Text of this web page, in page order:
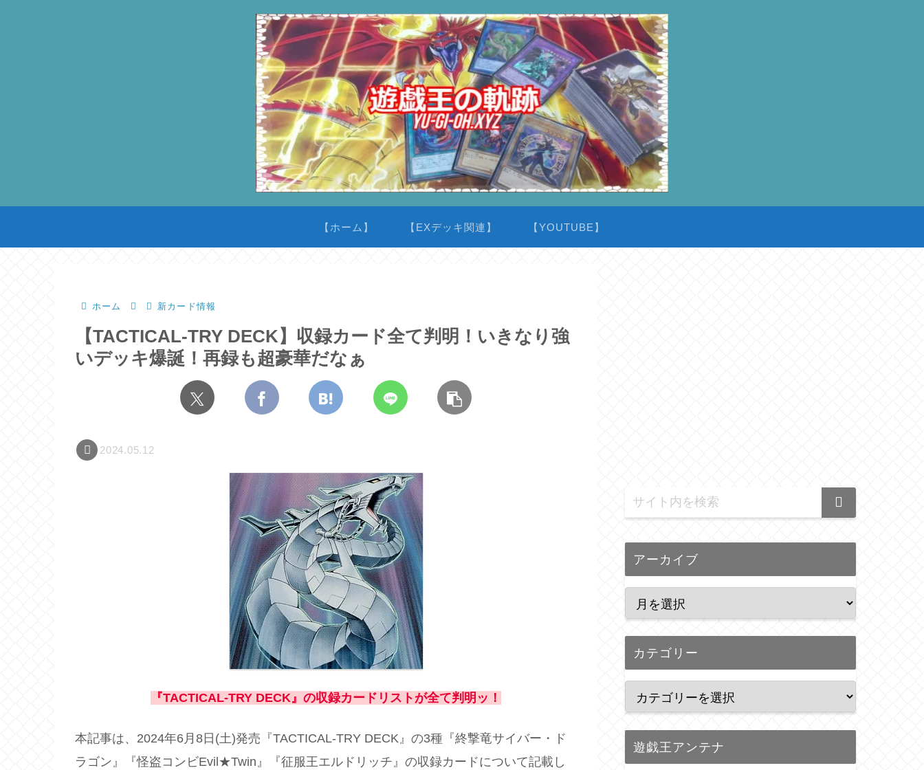
【ホーム】 【EXデッキ関連】 【YOUTUBE】
ホーム 新カード情報
【TACTICAL-TRY DECK】収録カード全て判明！いきなり強
いデッキ爆誕！再録も超豪華だなぁ
2024.05.12
『TACTICAL-TRY DECK』の収録カードリストが全て判明ッ！
本記事は、2024年6月8日(土)発売『TACTICAL-TRY DECK』の3種『終撃竜サイバー・ド
ラゴン』『怪盗コンビEvil★Twin』『征服王エルドリッチ』の収録カードについて記載し
アーカイブ
カテゴリー
遊戯王アンテナ